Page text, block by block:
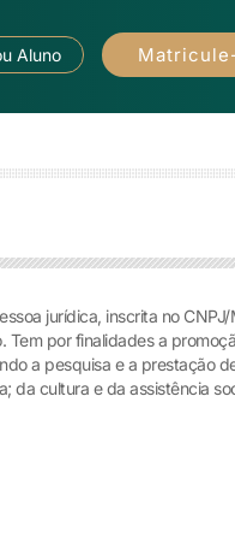
Aluno
jurídica, inscrita no CNPJ/
por finalidades a
a pesquisa e a prestação
da cultura e da assistência